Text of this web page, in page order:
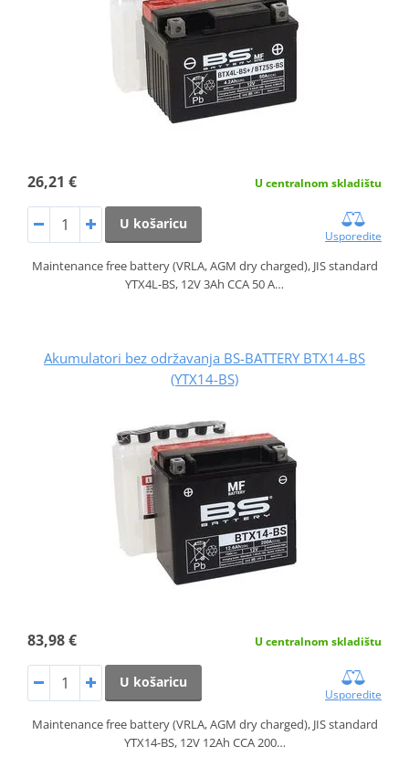
26,21 € U centralnom skladištu
U košaricu
Usporedite
Maintenance free battery (VRLA, AGM dry charged), JIS standard
YTX4L-BS, 12V 3Ah CCA 50 A…
Akumulatori bez održavanja BS-BATTERY BTX14-BS
(YTX14-BS)
83,98 € U centralnom skladištu
U košaricu
Usporedite
Maintenance free battery (VRLA, AGM dry charged), JIS standard
YTX14-BS, 12V 12Ah CCA 200…